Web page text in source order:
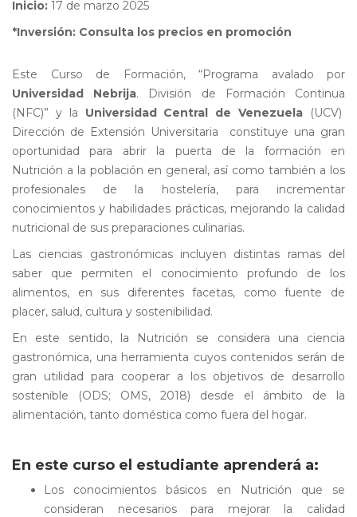
Inicio: 17 de marzo 2025
*Inversión: Consulta los precios en promoción
Este Curso de Formación, “Programa avalado por
Universidad Nebrija. División de Formación Continua
(NFC)” y la Universidad Central de Venezuela (UCV)
Dirección de Extensión Universitaria constituye una gran
oportunidad para abrir la puerta de la formación en
Nutrición a la población en general, así como también a los
profesionales de la hostelería, para incrementar
conocimientos y habilidades prácticas, mejorando la calidad
nutricional de sus preparaciones culinarias.
Las ciencias gastronómicas incluyen distintas ramas del
saber que permiten el conocimiento profundo de los
alimentos, en sus diferentes facetas, como fuente de
placer, salud, cultura y sostenibilidad.
En este sentido, la Nutrición se considera una ciencia
gastronómica, una herramienta cuyos contenidos serán de
gran utilidad para cooperar a los objetivos de desarrollo
sostenible (ODS; OMS, 2018) desde el ámbito de la
alimentación, tanto doméstica como fuera del hogar.
En este curso el estudiante aprenderá a:
Los conocimientos básicos en Nutrición que se
consideran necesarios para mejorar la calidad